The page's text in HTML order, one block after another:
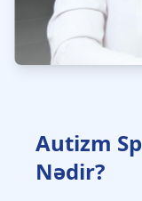
Autizm
Nədir?